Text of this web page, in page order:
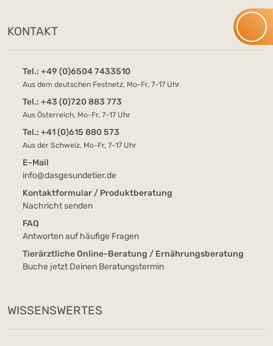
KONTAKT
Tel.: +49 (0)6504 7433510
Aus dem deutschen Festnetz, Mo-Fr, 7-17 Uhr
Tel.: +43 (0)720 883 773
Aus Österreich, Mo-Fr, 7-17 Uhr
Tel.: +41 (0)615 880 573
Aus der Schweiz, Mo-Fr, 7-17 Uhr
E-Mail
info@dasgesundetier.de
Kontaktformular / Produktberatung
Nachricht senden
FAQ
Antworten auf häufige Fragen
Tierärztliche Online-Beratung / Ernährungsberatung
Buche jetzt Deinen Beratungstermin
WISSENSWERTES